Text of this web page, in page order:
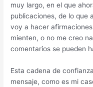
muy largo, en el que
publicaciones, de lo que
voy a hacer
mienten, o no me creo
comentarios se pueden
Esta cadena de
mensaje, como es mi